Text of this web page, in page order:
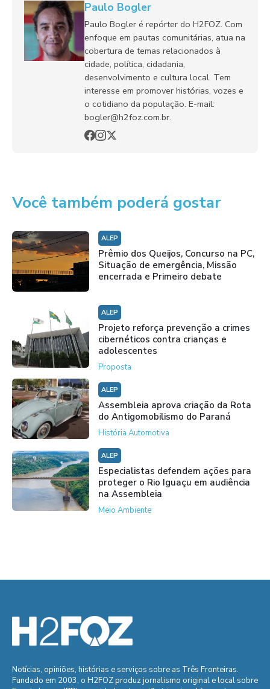
Paulo Bogler
Paulo Bogler é repórter do H2FOZ. Com
enfoque em pautas comunitárias, atua na
cobertura de temas relacionados à
cidade, política, cidadania,
desenvolvimento e cultura local. Tem
interesse em promover histórias, vozes e
o cotidiano da população. E-mail:
bogler@h2foz.com.br.
Você também poderá gostar
ALEP
Prêmio dos Queijos, Concurso na PC,
Situação de emergência, Missão
encerrada e Primeiro debate
ALEP
Projeto reforça prevenção a crimes
cibernéticos contra crianças e
adolescentes
Proposta
ALEP
Assembleia aprova criação da Rota
do Antigomobilismo do Paraná
História Automotiva
ALEP
Especialistas defendem ações para
proteger o Rio Iguaçu em audiência
na Assembleia
Meio Ambiente
Notícias, opiniões, histórias e serviços sobre as Três Fronteiras.
Fundado em 2003, o H2FOZ produz jornalismo original e local sobre